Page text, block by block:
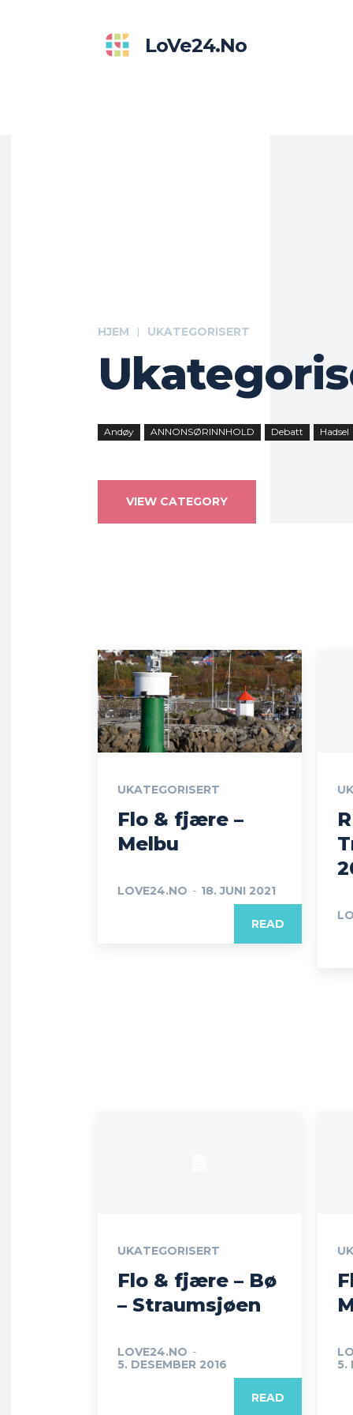
LoVe24.no
HJEM UKATEGORISERT
Andøy ANNONSØRINNHOLD Debatt Hadsel
VIEW CATEGORY
UKATEGORISERT
Flo & fjære –
Melbu
LOVE24.NO - 18. JUNI 2021
READ
UKATEGORISERT
Flo & fjære – Bø
– Straumsjøen
LOVE24.NO -
5. DESEMBER 2016
READ
5.